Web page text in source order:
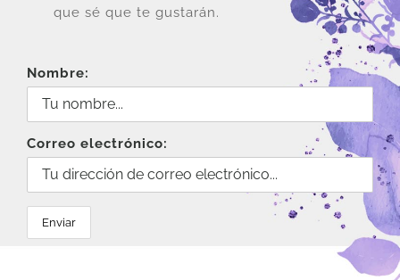
que sé que te gustarán.
Nombre:
Correo electrónico: